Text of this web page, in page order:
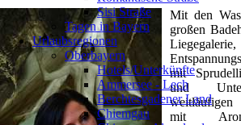
Mit den
großen
mit
und
weitläufigen
mit
Sisi Straße
Tagen in Bayern
Urlaubsregionen
Oberbayern
Hotels/Unterkünfte
Ammersee - Lech
Berchtesgadener Land
Chiemgau